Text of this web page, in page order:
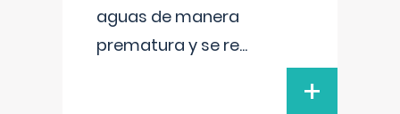
aguas de manera
prematura y se re...
+